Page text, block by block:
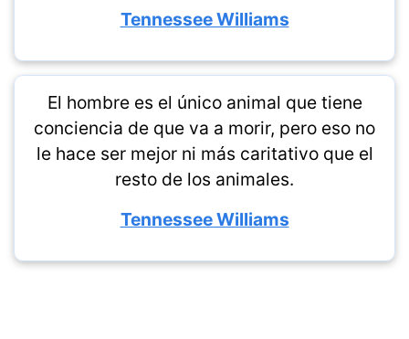
Tennessee Williams
El hombre es el único animal que tiene
conciencia de que va a morir, pero eso no
le hace ser mejor ni más caritativo que el
resto de los animales.
Tennessee Williams